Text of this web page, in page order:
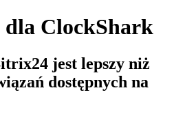
ClockShark
jest lepszy niż
dostępnych na